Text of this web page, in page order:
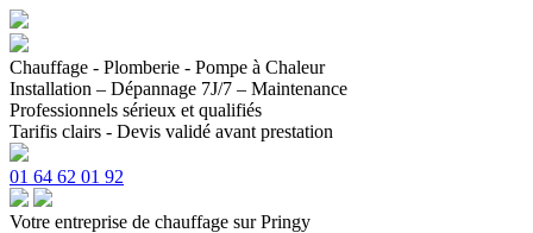
Chauffage - Plomberie - Pompe à Chaleur
Installation – Dépannage 7J/7 – Maintenance
Professionnels sérieux et qualifiés
Tarifis clairs - Devis validé avant prestation
01 64 62 01 92
Votre entreprise de chauffage sur Pringy